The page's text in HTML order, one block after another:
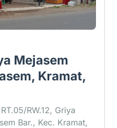
Mejasem
Kramat,
RW.12, Griya
Bar., Kec. Kramat,